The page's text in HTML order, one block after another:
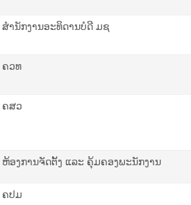
ສຳນັກງານອະທິດານບໍດີ ມຊ
ຄວທ
ຄສວ
ຫ້ອງການຈັດຕັ້ງ ແລະ ຄຸ້ມຄອງພະນັກງານ
ຄປມ